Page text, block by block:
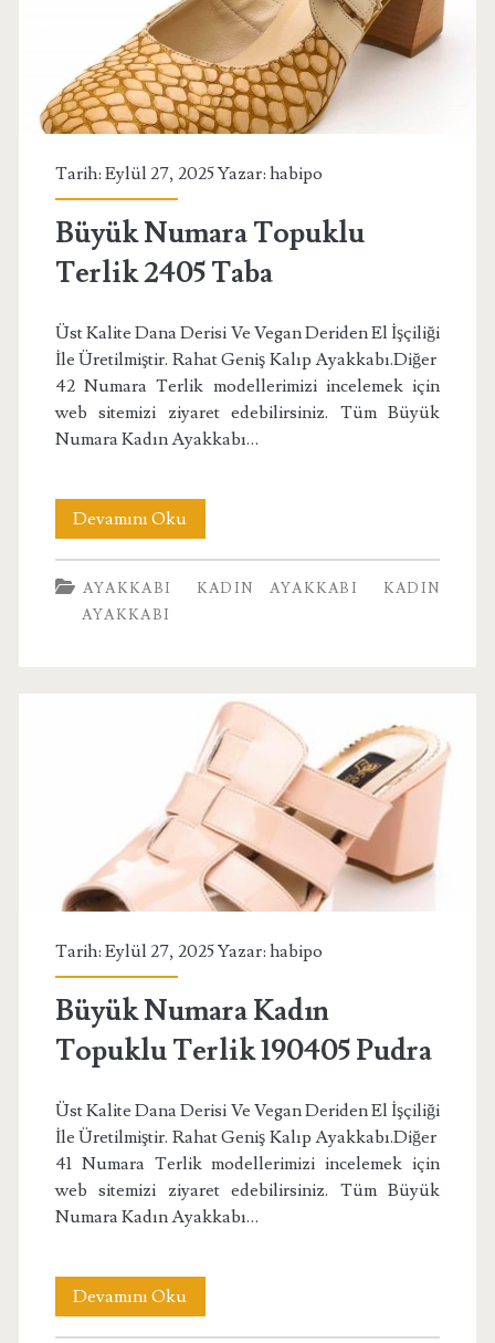
Tarih: Eylül 27, 2025 Yazar: habipo
Büyük Numara Topuklu
Terlik 2405 Taba
Üst Kalite Dana Derisi Ve Vegan Deriden El İşçiliği
İle Üretilmiştir. Rahat Geniş Kalıp Ayakkabı.Diğer
42 Numara Terlik modellerimizi incelemek için
web sitemizi ziyaret edebilirsiniz. Tüm Büyük
Numara Kadın Ayakkabı…
Devamını OkuBüyük
Numara
Topuklu
Taba
AYAKKABI KADIN AYAKKABI
KADIN
AYAKKABI
Tarih: Eylül 27, 2025 Yazar: habipo
Büyük Numara Kadın
Topuklu Terlik 190405 Pudra
Üst Kalite Dana Derisi Ve Vegan Deriden El İşçiliği
İle Üretilmiştir. Rahat Geniş Kalıp Ayakkabı.Diğer
41 Numara Terlik modellerimizi incelemek için
web sitemizi ziyaret edebilirsiniz. Tüm Büyük
Numara Kadın Ayakkabı…
Devamını Oku
Numara